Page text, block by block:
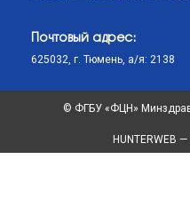
Почтовый адрес:
625032, г. Тюмень, а/я: 2138
© ФГБУ «ФЦН»
HUNTERWEB